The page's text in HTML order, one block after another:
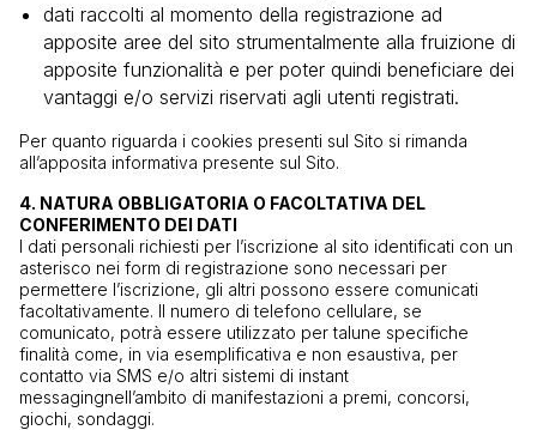
dati raccolti al momento della registrazione ad
apposite aree del sito strumentalmente alla fruizione di
apposite funzionalità e per poter quindi beneficiare dei
vantaggi e/o servizi riservati agli utenti registrati.
Per quanto riguarda i cookies presenti sul Sito si rimanda
all’apposita informativa presente sul Sito.
4. NATURA OBBLIGATORIA O FACOLTATIVA DEL
CONFERIMENTO DEI DATI
I dati personali richiesti per l’iscrizione al sito identificati con un
asterisco nei form di registrazione sono necessari per
permettere l’iscrizione, gli altri possono essere comunicati
facoltativamente. Il numero di telefono cellulare, se
comunicato, potrà essere utilizzato per talune specifiche
finalità come, in via esemplificativa e non esaustiva, per
contatto via SMS e/o altri sistemi di instant
messagingnell’ambito di manifestazioni a premi, concorsi,
giochi, sondaggi.